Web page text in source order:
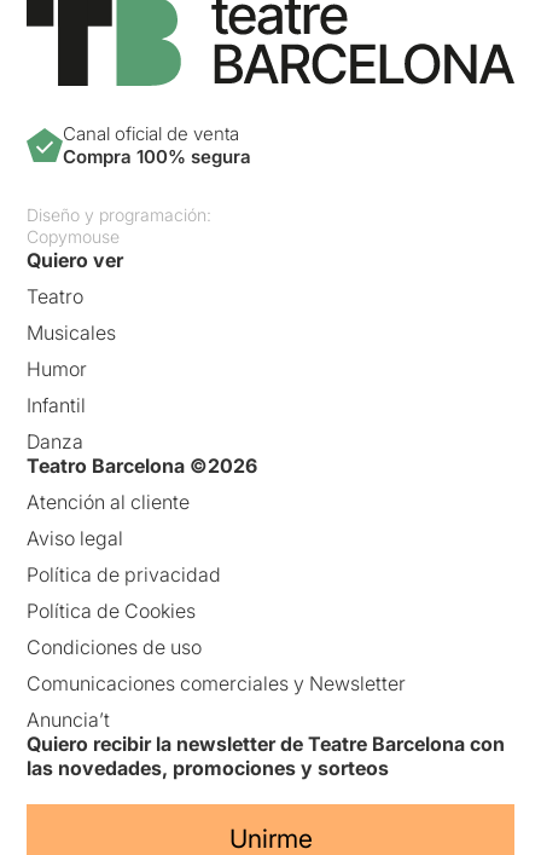
Canal oficial de venta
Compra 100% segura
Diseño y programación:
Copymouse
Quiero ver
Teatro
Musicales
Humor
Infantil
Danza
Teatro Barcelona ©2026
Atención al cliente
Aviso legal
Política de privacidad
Política de Cookies
Condiciones de uso
Comunicaciones comerciales y Newsletter
Anuncia’t
Quiero recibir la newsletter de Teatre Barcelona con
las novedades, promociones y sorteos
Unirme